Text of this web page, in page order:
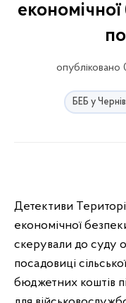
опубліковано
БЕБ у
Детективи
економічної
скерували до суду
посадовиці
бюджетних коштів